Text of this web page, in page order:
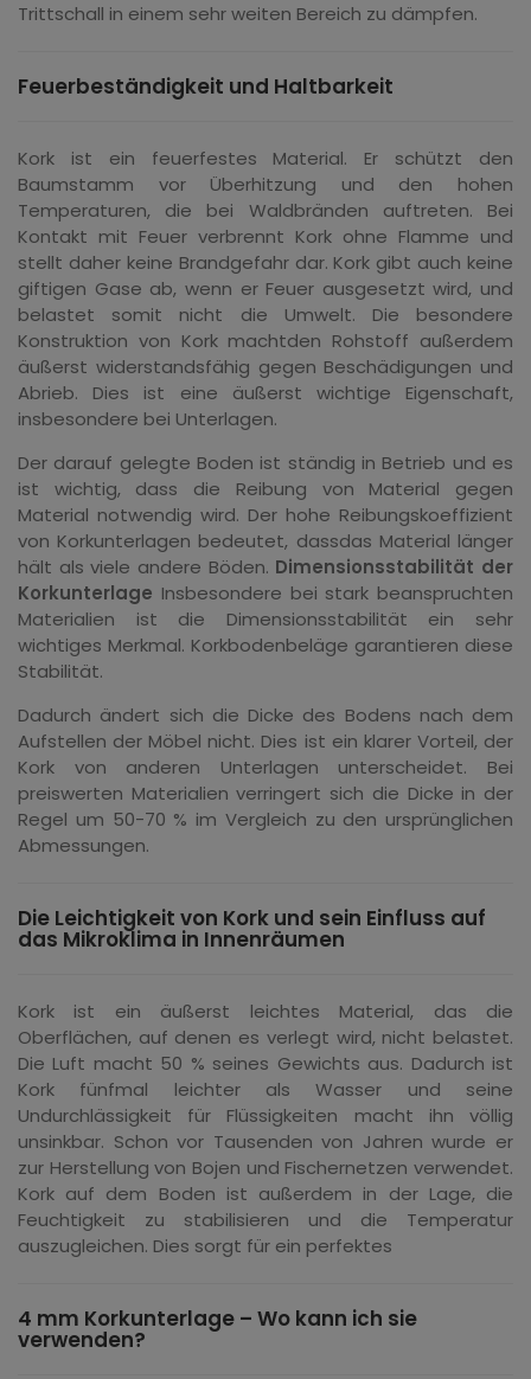
Trittschall in einem sehr weiten Bereich zu dämpfen.
Feuerbeständigkeit und Haltbarkeit
Kork ist ein feuerfestes Material. Er schützt den
Baumstamm vor Überhitzung und den hohen
Temperaturen, die bei Waldbränden auftreten. Bei
Kontakt mit Feuer verbrennt Kork ohne Flamme und
stellt daher keine Brandgefahr dar. Kork gibt auch keine
giftigen Gase ab, wenn er Feuer ausgesetzt wird, und
belastet somit nicht die Umwelt. Die besondere
Konstruktion von Kork machtden Rohstoff außerdem
äußerst widerstandsfähig gegen Beschädigungen und
Abrieb. Dies ist eine äußerst wichtige Eigenschaft,
insbesondere bei Unterlagen.
Der darauf gelegte Boden ist ständig in Betrieb und es
ist wichtig, dass die Reibung von Material gegen
Material notwendig wird. Der hohe Reibungskoeffizient
von Korkunterlagen bedeutet, dassdas Material länger
hält als viele andere Böden. Dimensionsstabilität der
Korkunterlage Insbesondere bei stark beanspruchten
Materialien ist die Dimensionsstabilität ein sehr
wichtiges Merkmal. Korkbodenbeläge garantieren diese
Stabilität.
Dadurch ändert sich die Dicke des Bodens nach dem
Aufstellen der Möbel nicht. Dies ist ein klarer Vorteil, der
Kork von anderen Unterlagen unterscheidet. Bei
preiswerten Materialien verringert sich die Dicke in der
Regel um 50-70 % im Vergleich zu den ursprünglichen
Abmessungen.
Die Leichtigkeit von Kork und sein Einfluss auf
das Mikroklima in Innenräumen
Kork ist ein äußerst leichtes Material, das die
Oberflächen, auf denen es verlegt wird, nicht belastet.
Die Luft macht 50 % seines Gewichts aus. Dadurch ist
Kork fünfmal leichter als Wasser und seine
Undurchlässigkeit für Flüssigkeiten macht ihn völlig
unsinkbar. Schon vor Tausenden von Jahren wurde er
zur Herstellung von Bojen und Fischernetzen verwendet.
Kork auf dem Boden ist außerdem in der Lage, die
Feuchtigkeit zu stabilisieren und die Temperatur
auszugleichen. Dies sorgt für ein perfektes
4 mm Korkunterlage – Wo kann ich sie
verwenden?